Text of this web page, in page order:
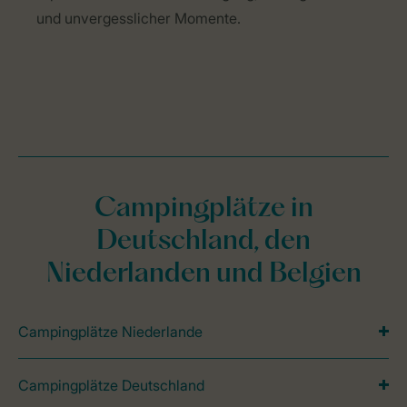
und unvergesslicher Momente.
Campingplätze in
Deutschland, den
Niederlanden und Belgien
Campingplätze Niederlande
Campingplätze Deutschland